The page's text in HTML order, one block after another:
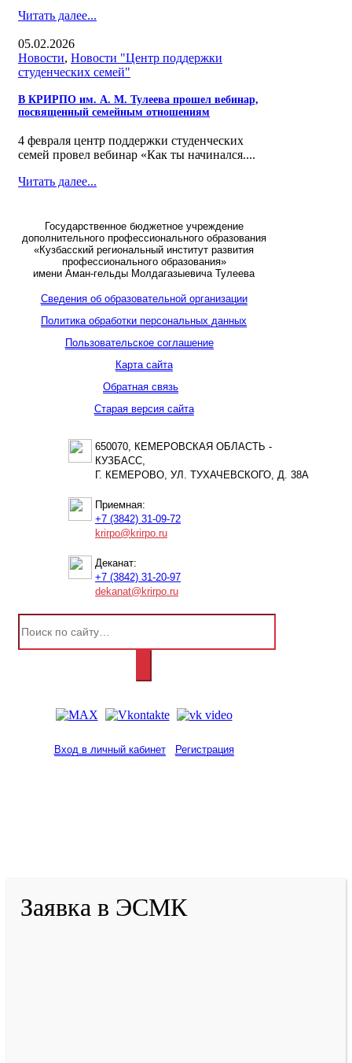
Читать далее...
05.02.2026
Новости, Новости "Центр поддержки
студенческих семей"
В КРИРПО им. А. М. Тулеева прошел вебинар,
посвященный семейным отношениям
4 февраля центр поддержки студенческих
семей провел вебинар «Как ты начинался....
Читать далее...
Государственное бюджетное учреждение
дополнительного профессионального образования
«Кузбасский региональный институт развития
профессионального образования»
имени Аман-гельды Молдагазыевича Тулеева
Сведения об образовательной организации
Политика обработки персональных данных
Пользовательское соглашение
Карта сайта
Обратная связь
Старая версия сайта
650070, КЕМЕРОВСКАЯ ОБЛАСТЬ -
КУЗБАСС,
Г. КЕМЕРОВО, УЛ. ТУХАЧЕВСКОГО, Д. 38А
Приемная:
+7 (3842) 31-09-72
krirpo@krirpo.ru
Деканат:
+7 (3842) 31-20-97
dekanat@krirpo.ru
Вход в личный кабинет Регистрация
Заявка в ЭСМК